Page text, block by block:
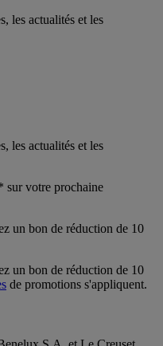
les actualités et les
les actualités et les
sur votre prochaine
un bon de réduction de 10
un bon de réduction de 10
de promotions s'appliquent.